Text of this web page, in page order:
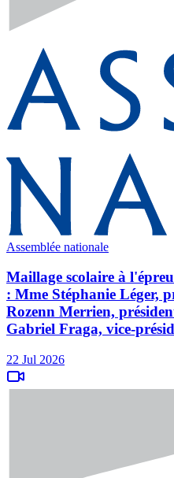
Assemblée nationale
Maillage scolaire à
: Mme Stéphanie Léger,
Rozenn Merrien,
Gabriel Fraga, vice-
22 Jul 2026